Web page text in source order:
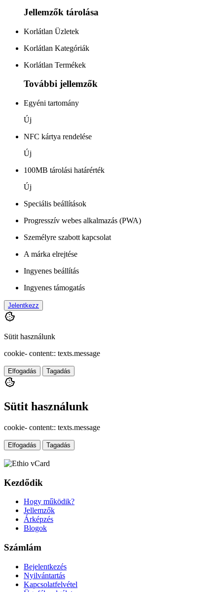
Jellemzők tárolása
Korlátlan Üzletek
Korlátlan Kategóriák
Korlátlan Termékek
További jellemzők
Egyéni tartomány
Új
NFC kártya rendelése
Új
100MB tárolási határérték
Új
Speciális beállítások
Progresszív webes alkalmazás (PWA)
Személyre szabott kapcsolat
A márka elrejtése
Ingyenes beállítás
Ingyenes támogatás
Jelentkezz
Sütit használunk
cookie- content:: texts.message
Elfogadás Tagadás
Sütit használunk
cookie- content:: texts.message
Elfogadás Tagadás
Kezdődik
Hogy működik?
Jellemzők
Árképzés
Blogok
Számlám
Bejelentkezés
Nyilvántartás
Kapcsolatfelvétel